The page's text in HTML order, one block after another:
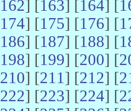
162] [163] [164] [
174] [175] [176] [
186] [187] [188] [
198] [199] [200] [
210] [211] [212] [
222] [223] [224] [